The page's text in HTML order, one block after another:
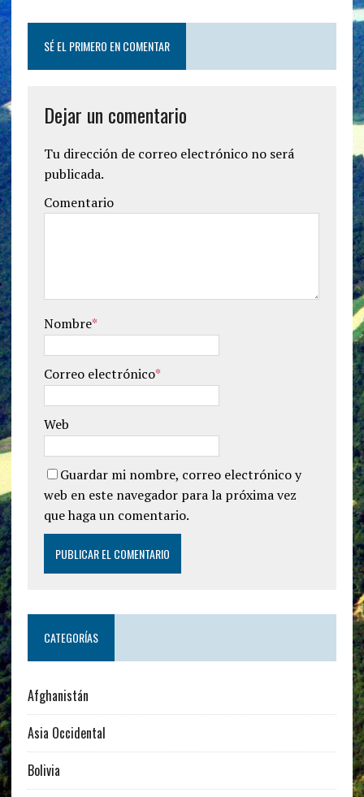
SÉ EL PRIMERO EN COMENTAR
Dejar un comentario
Tu dirección de correo electrónico no será
publicada.
Comentario
Nombre*
Correo electrónico*
Web
Guardar mi nombre, correo electrónico y
web en este navegador para la próxima vez
que haga un comentario.
CATEGORÍAS
Afghanistán
Asia Occidental
Bolivia